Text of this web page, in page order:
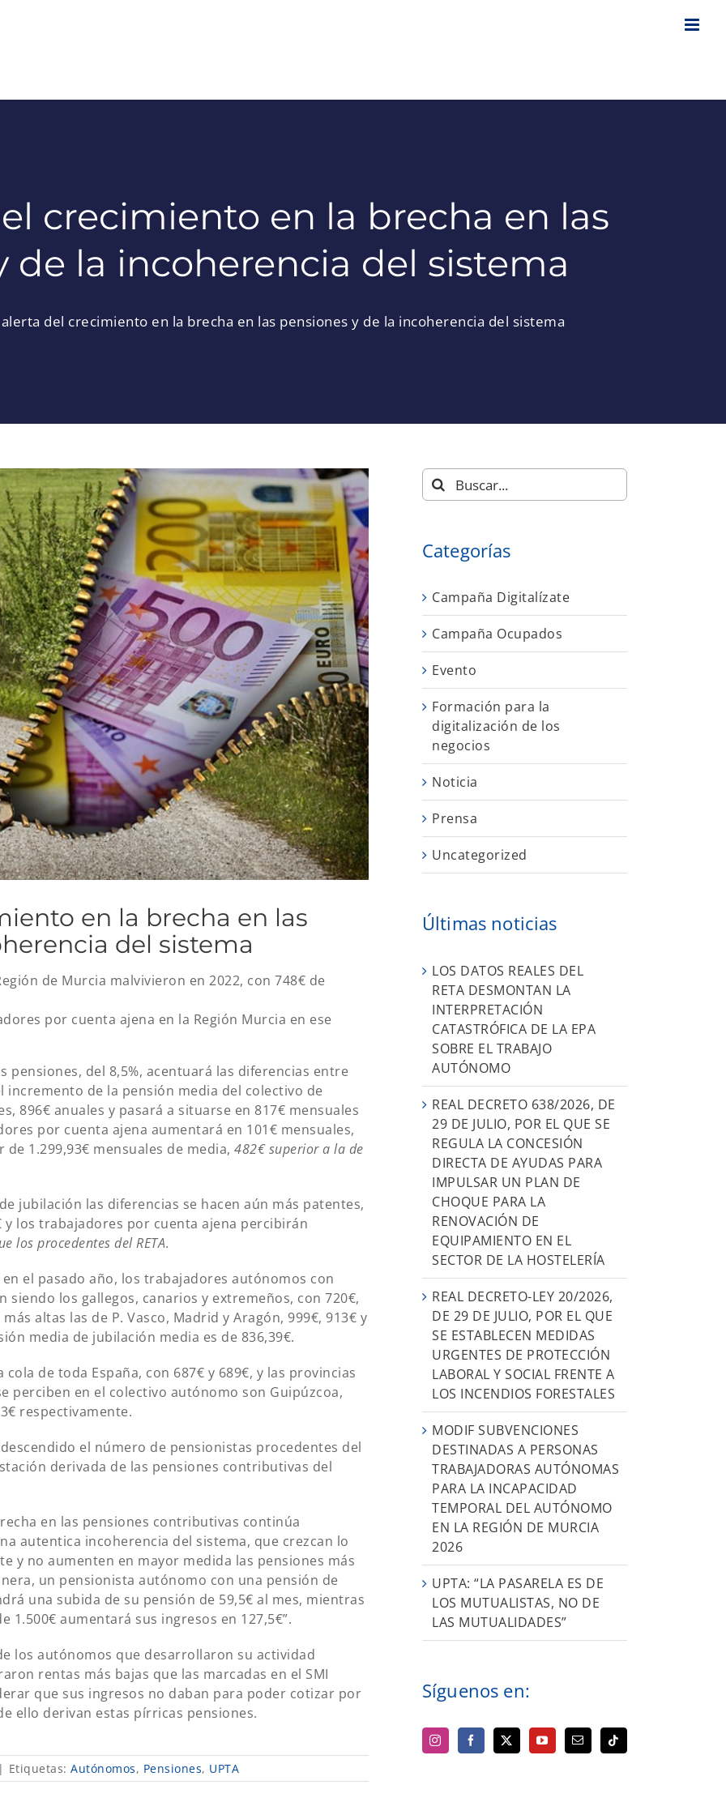
crecimiento en la brecha en las
de la incoherencia del sistema
alerta del crecimiento en la brecha en las pensiones y de la incoherencia del sistema
en la brecha en las
del sistema
de Murcia malvivieron en 2022, con 748€ de
por cuenta ajena en la Región Murcia en ese
pensiones, del 8,5%, acentuará las diferencias entre
incremento de la pensión media del colectivo de
896€ anuales y pasará a situarse en 817€ mensuales
por cuenta ajena aumentará en 101€ mensuales,
de 1.299,93€ mensuales de media,482€ superior a la de
jubilación las diferencias se hacen aún más patentes,
los trabajadores por cuenta ajena percibirán
los procedentes del RETA.
el pasado año, los trabajadores autónomos con
los gallegos, canarios y extremeños, con 720€,
altas las de P. Vasco, Madrid y Aragón, 999€, 913€ y
media de jubilación media es de 836,39€.
de toda España, con 687€ y 689€, y las provincias
perciben en el colectivo autónomo son Guipúzcoa,
respectivamente.
el número de pensionistas procedentes del
derivada de las pensiones contributivas del
en las pensiones contributivas continúa
autentica incoherencia del sistema, que crezcan lo
y no aumenten en mayor medida las pensiones más
un pensionista autónomo con una pensión de
una subida de su pensión de 59,5€ al mes, mientras
aumentará sus ingresos en 127,5€”.
los autónomos que desarrollaron su actividad
rentas más bajas que las marcadas en el SMI
que sus ingresos no daban para poder cotizar por
ello derivan estas pírricas pensiones.
| Etiquetas: Autónomos, Pensiones, UPTA
Buscar:
Categorías
Campaña Digitalízate
Campaña Ocupados
Evento
Formación para la
digitalización de los
negocios
Noticia
Prensa
Uncategorized
Últimas noticias
LOS DATOS REALES DEL
RETA DESMONTAN LA
INTERPRETACIÓN
CATASTRÓFICA DE LA EPA
SOBRE EL TRABAJO
AUTÓNOMO
REAL DECRETO 638/2026, DE
29 DE JULIO, POR EL QUE SE
REGULA LA CONCESIÓN
DIRECTA DE AYUDAS PARA
IMPULSAR UN PLAN DE
CHOQUE PARA LA
RENOVACIÓN DE
EQUIPAMIENTO EN EL
SECTOR DE LA HOSTELERÍA
REAL DECRETO-LEY 20/2026,
DE 29 DE JULIO, POR EL QUE
SE ESTABLECEN MEDIDAS
URGENTES DE PROTECCIÓN
LABORAL Y SOCIAL FRENTE A
LOS INCENDIOS FORESTALES
MODIF SUBVENCIONES
DESTINADAS A PERSONAS
TRABAJADORAS AUTÓNOMAS
PARA LA INCAPACIDAD
TEMPORAL DEL AUTÓNOMO
EN LA REGIÓN DE MURCIA
2026
UPTA: “LA PASARELA ES DE
LOS MUTUALISTAS, NO DE
LAS MUTUALIDADES”
Síguenos en: